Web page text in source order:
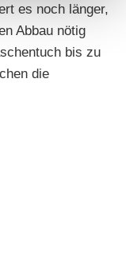
es noch länger,
Abbau nötig
bis zu
die